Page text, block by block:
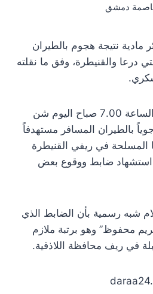
دمشق
نتيجة هجوم بالطيران
درعا والقنيطرة، وفق ما نقلته
وجاء في البيان: “حوالي الساعة 7.00 صباح اليوم شن
جوياً بالطيران المسافر مستهدفاً
المسلحة في ريفي القنيطرة
استشهاد ضابط ووقوع بعض
شبه رسمية بأن الضابط الذي
محفوظ” وهو برتبة ملازم
في ريف محافظة اللاذقية.